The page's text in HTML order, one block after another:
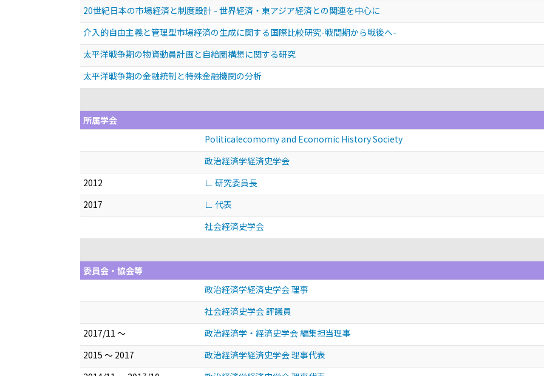
20世紀日本の市場経済と制度設計 - 世界経済・東アジア経済との関連を中心に
介入的自由主義と管理型市場経済の生成に関する国際比較研究-戦間期から戦後へ-
太平洋戦争期の物資動員計画と自給圏構想に関する研究
太平洋戦争期の金融統制と特殊金融機関の分析
所属学会
Politicalecomomy and Economic History Society
政治経済学経済史学会
2012
∟ 研究委員長
2017
∟ 代表
社会経済史学会
委員会・協会等
政治経済学経済史学会 理事
社会経済史学会 評議員
2017/11 ～
政治経済学・経済史学会 編集担当理事
2015 ～ 2017
政治経済学経済史学会 理事代表